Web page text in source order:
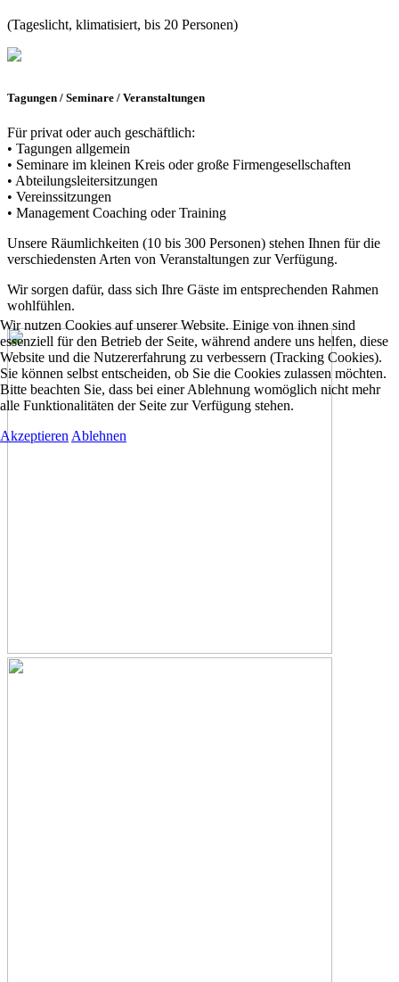
(Tageslicht, klimatisiert, bis 20 Personen)
Tagungen / Seminare / Veranstaltungen
Für privat oder auch geschäftlich:
• Tagungen allgemein
• Seminare im kleinen Kreis oder große Firmengesellschaften
• Abteilungsleitersitzungen
• Vereinssitzungen
• Management Coaching oder Training
Unsere Räumlichkeiten (10 bis 300 Personen) stehen Ihnen für die
verschiedensten Arten von Veranstaltungen zur Verfügung.
Wir sorgen dafür, dass sich Ihre Gäste im entsprechenden Rahmen
wohlfühlen.
Wir nutzen Cookies auf unserer Website. Einige von ihnen sind
essenziell für den Betrieb der Seite, während andere uns helfen, diese
Website und die Nutzererfahrung zu verbessern (Tracking Cookies).
Sie können selbst entscheiden, ob Sie die Cookies zulassen möchten.
Bitte beachten Sie, dass bei einer Ablehnung womöglich nicht mehr
alle Funktionalitäten der Seite zur Verfügung stehen.
Akzeptieren Ablehnen